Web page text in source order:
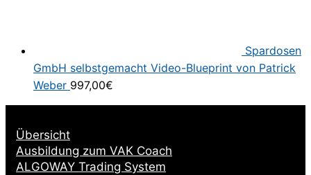
Spardosen
GmbH selbstgemacht Video-Blueprint von Patrick
Weber 997,00€
Übersicht
Ausbildung zum VAK Coach
ALGOWAY Trading System